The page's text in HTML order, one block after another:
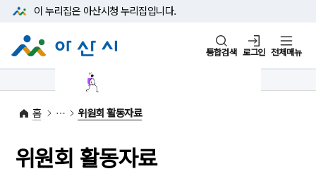
본문 바로가기
메뉴 바로가기
이 누리집은 아산시청 누리집입니다.
통합검색 로그인 전체메뉴
홈 위원회 활동자료
위원회 활동자료